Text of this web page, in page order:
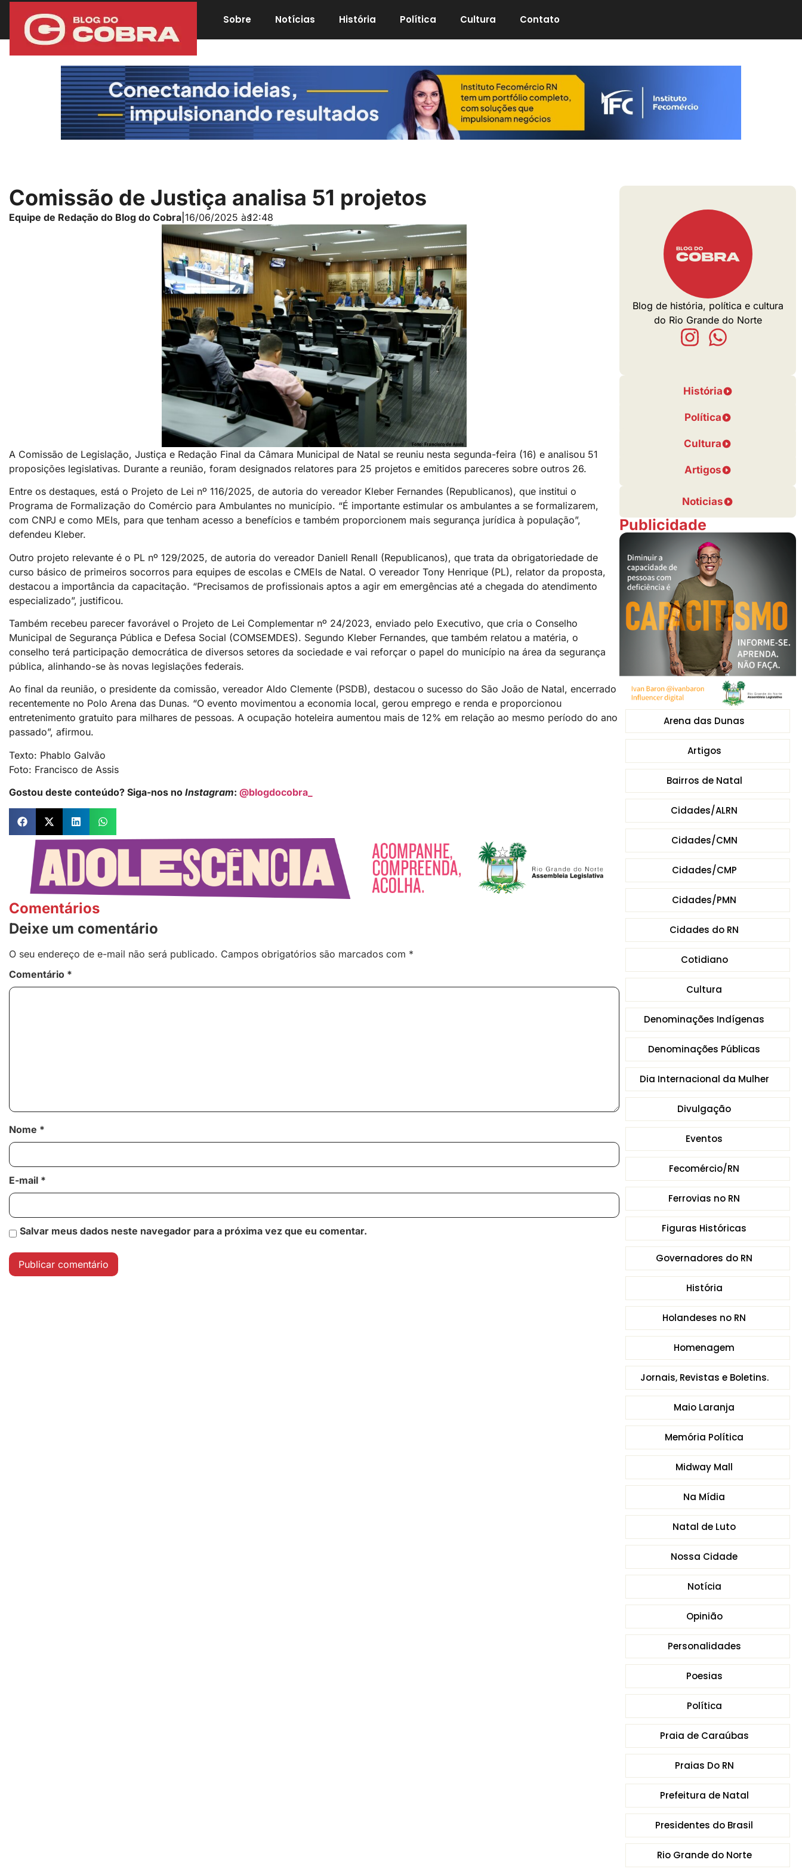
Sobre Notícias História Política Cultura Contato
Blog de história, política e cultura
do Rio Grande do Norte
História
Política
Cultura
Artigos
Noticias
Publicidade
Arena das Dunas
Artigos
Bairros de Natal
Cidades/ALRN
Cidades/CMN
Cidades/CMP
Cidades/PMN
Cidades do RN
Cotidiano
Cultura
Denominações Indígenas
Denominações Públicas
Dia Internacional da Mulher
Divulgação
Eventos
Fecomércio/RN
Ferrovias no RN
Figuras Históricas
Governadores do RN
História
Holandeses no RN
Homenagem
Jornais, Revistas e Boletins.
Maio Laranja
Memória Política
Midway Mall
Na Mídia
Natal de Luto
Nossa Cidade
Notícia
Opinião
Personalidades
Poesias
Política
Praia de Caraúbas
Praias Do RN
Prefeitura de Natal
Presidentes do Brasil
Rio Grande do Norte
Comissão de Justiça analisa 51 projetos
Equipe de Redação do Blog do Cobra 16/06/2025 às12:48
A Comissão de Legislação, Justiça e Redação Final da Câmara Municipal de Natal se reuniu nesta segunda-feira (16) e analisou 51
proposições legislativas. Durante a reunião, foram designados relatores para 25 projetos e emitidos pareceres sobre outros 26.
Entre os destaques, está o Projeto de Lei nº 116/2025, de autoria do vereador Kleber Fernandes (Republicanos), que institui o
Programa de Formalização do Comércio para Ambulantes no município. “É importante estimular os ambulantes a se formalizarem,
com CNPJ e como MEIs, para que tenham acesso a benefícios e também proporcionem mais segurança jurídica à população”,
defendeu Kleber.
Outro projeto relevante é o PL nº 129/2025, de autoria do vereador Daniell Renall (Republicanos), que trata da obrigatoriedade de
curso básico de primeiros socorros para equipes de escolas e CMEIs de Natal. O vereador Tony Henrique (PL), relator da proposta,
destacou a importância da capacitação. “Precisamos de profissionais aptos a agir em emergências até a chegada do atendimento
especializado”, justificou.
Também recebeu parecer favorável o Projeto de Lei Complementar nº 24/2023, enviado pelo Executivo, que cria o Conselho
Municipal de Segurança Pública e Defesa Social (COMSEMDES). Segundo Kleber Fernandes, que também relatou a matéria, o
conselho terá participação democrática de diversos setores da sociedade e vai reforçar o papel do município na área da segurança
pública, alinhando-se às novas legislações federais.
Ao final da reunião, o presidente da comissão, vereador Aldo Clemente (PSDB), destacou o sucesso do São João de Natal, encerrado
recentemente no Polo Arena das Dunas. “O evento movimentou a economia local, gerou emprego e renda e proporcionou
entretenimento gratuito para milhares de pessoas. A ocupação hoteleira aumentou mais de 12% em relação ao mesmo período do ano
passado”, afirmou.
Texto: Phablo Galvão
Foto: Francisco de Assis
Gostou deste conteúdo? Siga-nos no Instagram: @blogdocobra_
Comentários
Deixe um comentário
O seu endereço de e-mail não será publicado. Campos obrigatórios são marcados com *
Comentário *
Nome *
E-mail *
Salvar meus dados neste navegador para a próxima vez que eu comentar.